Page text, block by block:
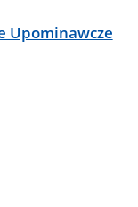
Upominawcze